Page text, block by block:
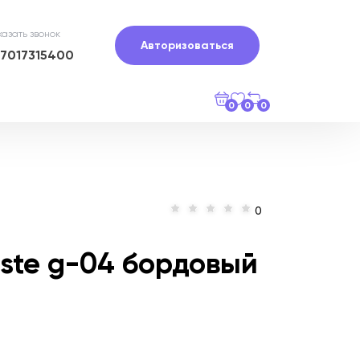
звонок
Авторизоваться
0 0 0
0
g-04 бордовый